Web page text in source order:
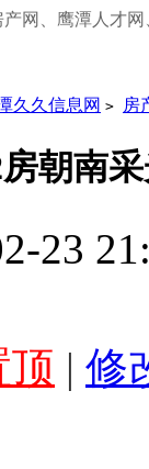
网、鹰潭人才
久久信息网 > 房
朝南
23
顶 | 修